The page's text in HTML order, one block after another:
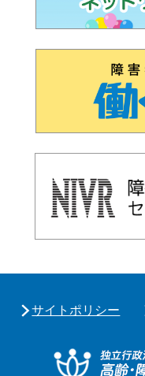
サイトポリシー